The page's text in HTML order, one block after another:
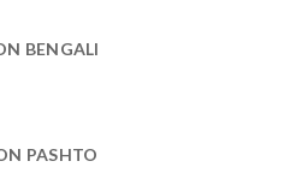
BENGALI
PASHTO